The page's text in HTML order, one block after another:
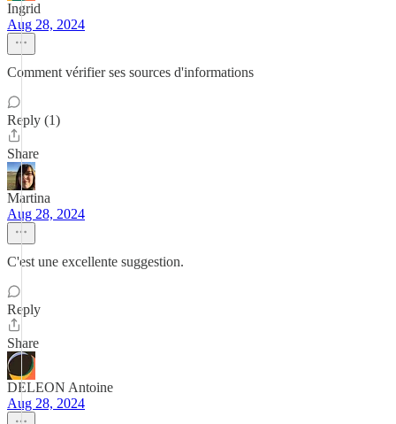
Ingrid
Aug 28, 2024
Comment vérifier ses sources d'informations
Reply (1)
Share
Martina
Aug 28, 2024
C'est une excellente suggestion.
Reply
Share
DELEON Antoine
Aug 28, 2024